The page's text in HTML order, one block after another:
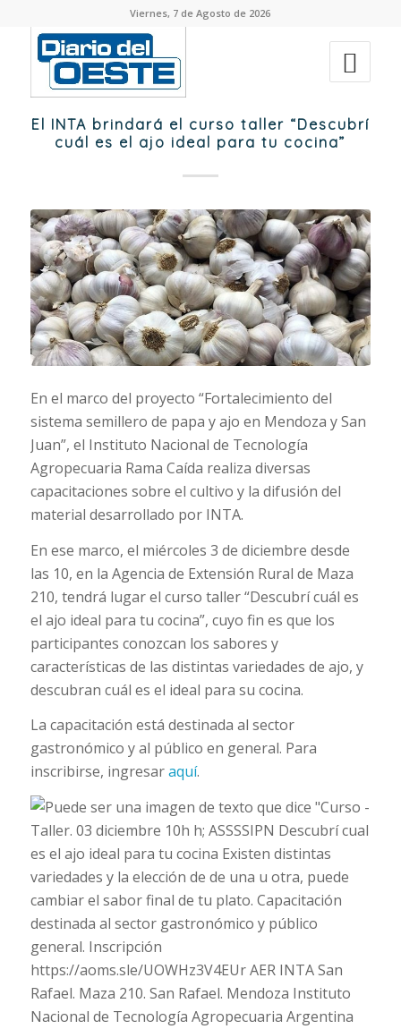
Viernes, 7 de Agosto de 2026
El INTA brindará el curso taller “Descubrí
cuál es el ajo ideal para tu cocina”
En el marco del proyecto “Fortalecimiento del
sistema semillero de papa y ajo en Mendoza y San
Juan”, el Instituto Nacional de Tecnología
Agropecuaria Rama Caída realiza diversas
capacitaciones sobre el cultivo y la difusión del
material desarrollado por INTA.
En ese marco, el miércoles 3 de diciembre desde
las 10, en la Agencia de Extensión Rural de Maza
210, tendrá lugar el curso taller “Descubrí cuál es
el ajo ideal para tu cocina”, cuyo fin es que los
participantes conozcan los sabores y
características de las distintas variedades de ajo, y
descubran cuál es el ideal para su cocina.
La capacitación está destinada al sector
gastronómico y al público en general. Para
inscribirse, ingresaraquí.